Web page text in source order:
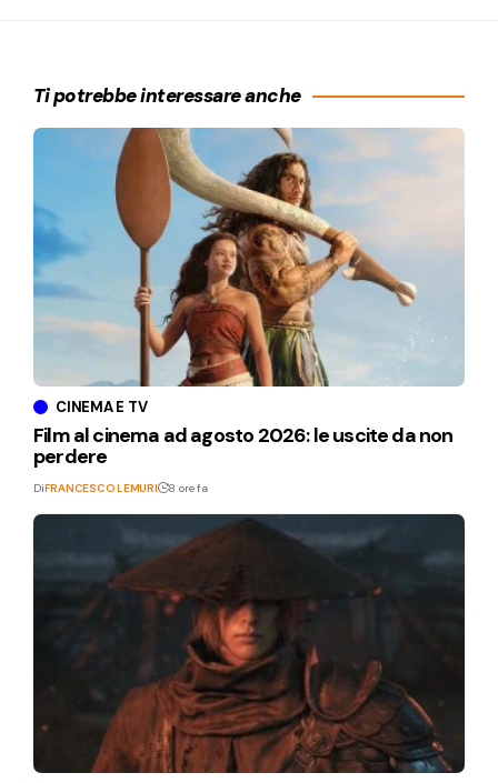
Ti potrebbe interessare anche
CINEMA E TV
Film al cinema ad agosto 2026: le uscite da non
perdere
DiFRANCESCO LEMURI 8 ore fa